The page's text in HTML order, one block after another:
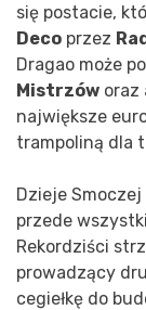
się postacie,
Deco przez
Dragao może
Mistrzów oraz
największe
trampoliną dla
Dzieje
przede
Rekordziści
prowadzący
cegiełkę do